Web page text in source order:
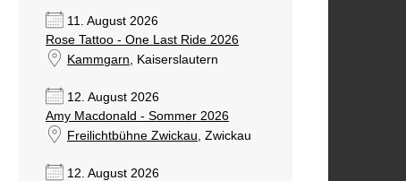
11. August 2026
Rose Tattoo - One Last Ride 2026
Kammgarn, Kaiserslautern
12. August 2026
Amy Macdonald - Sommer 2026
Freilichtbühne Zwickau, Zwickau
12. August 2026